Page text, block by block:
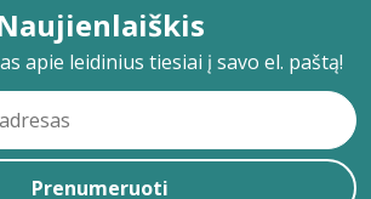
apie leidinius tiesiai į savo el. paštą!
Prenumeruoti